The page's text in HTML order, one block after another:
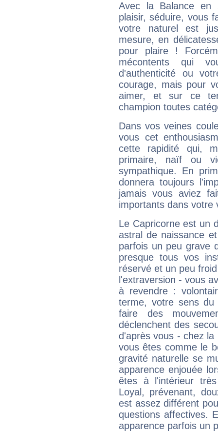
Avec la Balance en
plaisir, séduire, vous
votre naturel est
mesure, en
pour plaire !
mécontents qui
d'authenticité ou
courage, mais pour
aimer, et sur ce
champion toutes
Dans vos veines
vous cet
cette rapidité qui,
primaire, naïf ou
sympathique. En
donnera toujours
jamais vous aviez
importants dans votre
Le Capricorne est un
astral de naissance
parfois un peu grave
presque tous vos
réservé et un peu
l'extraversion - vous
à revendre :
terme, votre sens
faire des
déclenchent des
d'après vous - chez
vous êtes comme le
gravité naturelle se
apparence enjouée
êtes à l'intérieur
Loyal, prévenant,
est assez différent
questions affectives.
apparence parfois un